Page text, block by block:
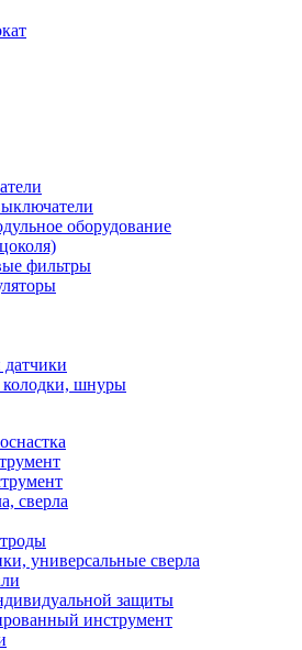
оборудование
фильтры
шнуры
сверла
универсальные сверла
защиты
инструмент